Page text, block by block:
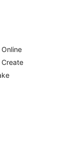
Create